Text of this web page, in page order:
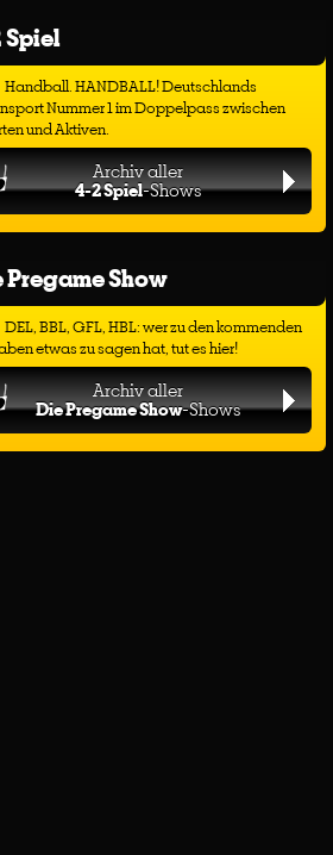
Handball. HANDBALL! Deutschlands
Nummer 1 im Doppelpass zwischen
und Aktiven.
Archiv aller
4-2 Spiel-Shows
Show
DEL, BBL, GFL, HBL: wer zu den kommenden
etwas zu sagen hat, tut es hier!
Archiv aller
Die Pregame Show-Shows